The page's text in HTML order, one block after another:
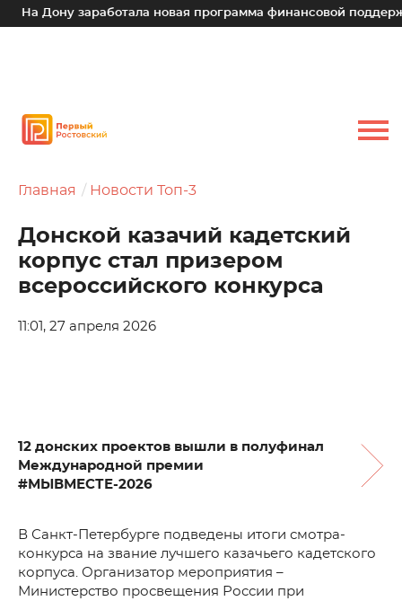
Дону заработала новая программа финансовой поддержки
Главная Новости Топ-3
Донской казачий кадетский
корпус стал призером
всероссийского конкурса
11:01, 27 апреля 2026
12 донских проектов вышли в полуфинал
Международной премии
#МЫВМЕСТЕ-2026
В Санкт-Петербурге подведены итоги смотра-
конкурса на звание лучшего казачьего кадетского
корпуса. Организатор мероприятия –
Министерство просвещения России при